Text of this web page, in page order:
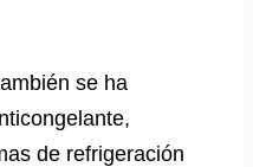
se ha
de refrigeración